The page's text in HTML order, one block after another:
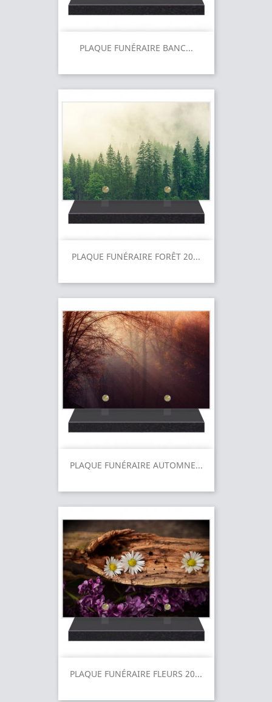
PLAQUE FUNÉRAIRE BANC...
PLAQUE FUNÉRAIRE FORÊT 20...
PLAQUE FUNÉRAIRE AUTOMNE...
PLAQUE FUNÉRAIRE FLEURS 20...